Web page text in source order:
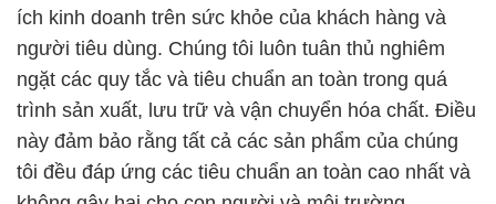
ích kinh doanh trên sức khỏe của khách hàng và
người tiêu dùng. Chúng tôi luôn tuân thủ nghiêm
ngặt các quy tắc và tiêu chuẩn an toàn trong quá
trình sản xuất, lưu trữ và vận chuyển hóa chất. Điều
này đảm bảo rằng tất cả các sản phẩm của chúng
tôi đều đáp ứng các tiêu chuẩn an toàn cao nhất và